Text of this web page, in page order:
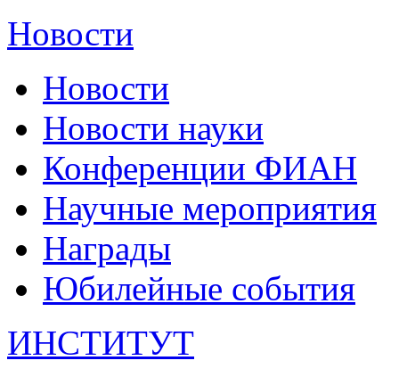
Новости
Новости
Новости науки
Конференции ФИАН
Научные мероприятия
Награды
Юбилейные события
ИНСТИТУТ